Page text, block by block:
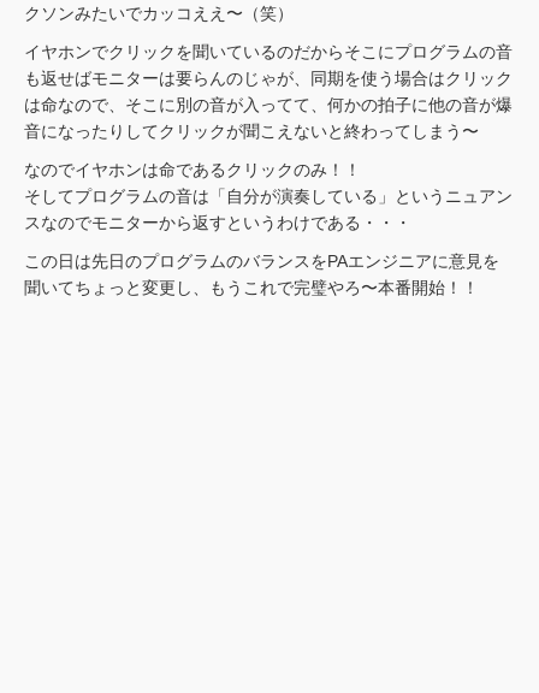
クソンみたいでカッコええ〜（笑）
イヤホンでクリックを聞いているのだからそこにプログラムの音
も返せばモニターは要らんのじゃが、同期を使う場合はクリック
は命なので、そこに別の音が入ってて、何かの拍子に他の音が爆
音になったりしてクリックが聞こえないと終わってしまう〜
なのでイヤホンは命であるクリックのみ！！
そしてプログラムの音は「自分が演奏している」というニュアン
スなのでモニターから返すというわけである・・・
この日は先日のプログラムのバランスをPAエンジニアに意見を
聞いてちょっと変更し、もうこれで完璧やろ〜本番開始！！